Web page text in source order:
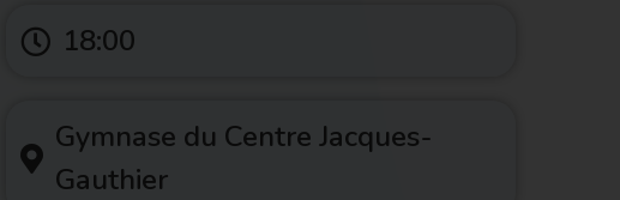
18:00
Gymnase du Centre Jacques-
Gauthier